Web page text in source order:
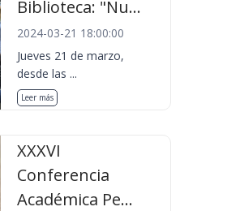
Biblioteca: "Nu...
2024-03-21 18:00:00
Jueves 21 de marzo,
desde las ...
Leer más
XXXVI
Conferencia
Académica Pe...